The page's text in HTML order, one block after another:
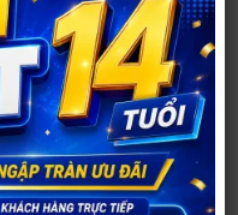
Bull Red Delia